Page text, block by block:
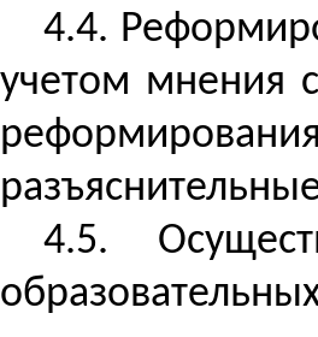
4.4.
учетом мнения
4.5.